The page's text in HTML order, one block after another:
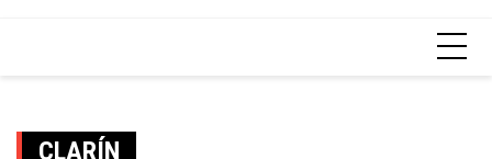
CLARÍN